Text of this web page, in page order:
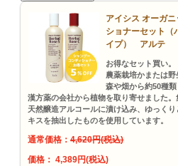
アイシス オーガ
ショナーセット（
イプ） アルテ
お得なセット買い
農薬栽培かまたは野
森や畑から約50種
漢方薬の会社から植物を取り寄せました
天然醸造アルコールに漬け込み、ゆっく
キスを抽出したものを使用しています。
通常価格：4,620円(税込)
価格： 4,389円(税込)